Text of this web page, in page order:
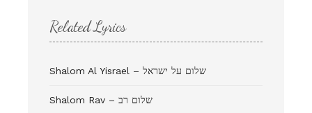
Related Lyrics
Shalom Al Yisrael – שלום על ישראל
Shalom Rav – שלום רב